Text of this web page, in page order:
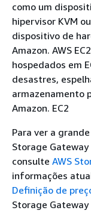
como um
hipervisor KVM
dispositivo de
Amazon. AWS
hospedados em
desastres,
armazenamento
Amazon. EC2
Para ver a
Storage
consulte AWS
informações
Definição de
Storage Gateway